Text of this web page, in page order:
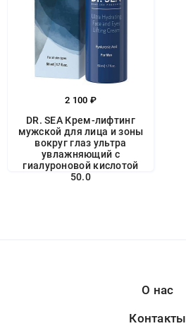
2 100 ₽
DR. SEA Крем-лифтинг
мужской для лица и зоны
вокруг глаз ультра
увлажняющий с
гиалуроновой кислотой
50.0
О нас
Контакты